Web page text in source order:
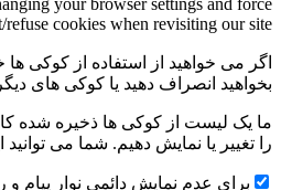
cookies when revisiting our site.
اگر می خواهید از استفاده از کوکی
بخواهید انصراف دهید یا کوکی های
ما یک لیست از کوکی ها ذخیره شده
را تغییر یا نمایش دهیم. شما می